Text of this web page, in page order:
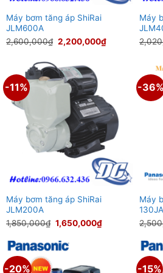
Máy bơm tăng áp ShiRai
JLM600A
2,600,000₫ Giá
gốc
2,600,000₫.
2,200,000₫Giá
2,200,000₫.
Máy
-11%
Máy bơm tăng áp ShiRai
JLM200A
1,850,000₫ Giá
gốc
1,850,000₫.
1,650,000₫Giá
1,650,000₫.
-36%
Máy
-20% -15%